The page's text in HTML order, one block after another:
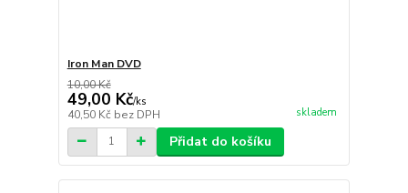
Iron Man DVD
10,00 Kč
49,00 Kč/ks
40,50 Kč bez DPH skladem
Přidat do košíku